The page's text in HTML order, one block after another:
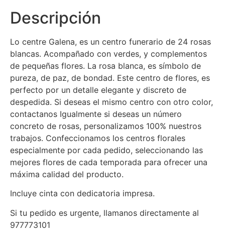
Descripción
Lo centre Galena, es un centro funerario de 24 rosas
blancas. Acompañado con verdes, y complementos
de pequeñas flores. La rosa blanca, es símbolo de
pureza, de paz, de bondad. Este centro de flores, es
perfecto por un detalle elegante y discreto de
despedida. Si deseas el mismo centro con otro color,
contactanos Igualmente si deseas un número
concreto de rosas, personalizamos 100% nuestros
trabajos. Confeccionamos los centros florales
especialmente por cada pedido, seleccionando las
mejores flores de cada temporada para ofrecer una
máxima calidad del producto.
Incluye cinta con dedicatoria impresa.
Si tu pedido es urgente, llamanos directamente al
977773101